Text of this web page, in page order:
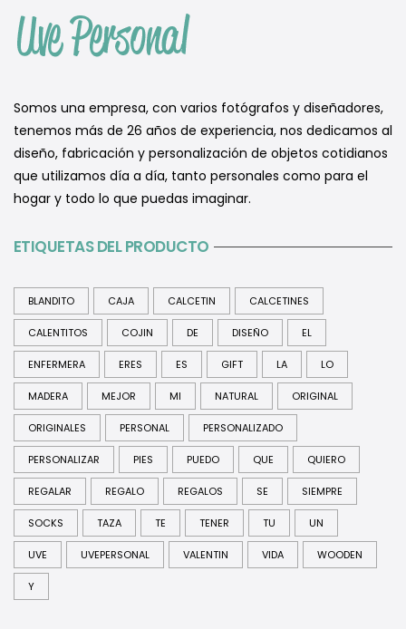
Somos una empresa, con varios fotógrafos y diseñadores,
tenemos más de 26 años de experiencia, nos dedicamos al
diseño, fabricación y personalización de objetos cotidianos
que utilizamos día a día, tanto personales como para el
hogar y todo lo que puedas imaginar.
ETIQUETAS DEL PRODUCTO
BLANDITO CAJA CALCETIN CALCETINES
CALENTITOS COJIN DE DISEÑO EL
ENFERMERA ERES ES GIFT LA LO
MADERA MEJOR MI NATURAL ORIGINAL
ORIGINALES PERSONAL PERSONALIZADO
PERSONALIZAR PIES PUEDO QUE QUIERO
REGALAR REGALO REGALOS SE SIEMPRE
SOCKS TAZA TE TENER TU UN
UVE UVEPERSONAL VALENTIN VIDA WOODEN
Y